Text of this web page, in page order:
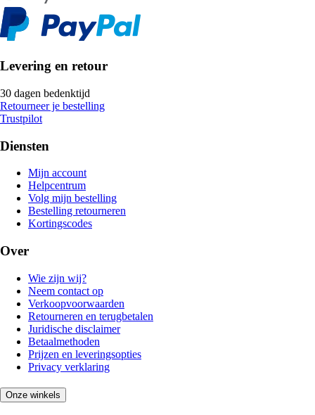
Levering en retour
30 dagen bedenktijd
Retourneer je bestelling
Trustpilot
Diensten
Mijn account
Helpcentrum
Volg mijn bestelling
Bestelling retourneren
Kortingscodes
Over
Wie zijn wij?
Neem contact op
Verkoopvoorwaarden
Retourneren en terugbetalen
Juridische disclaimer
Betaalmethoden
Prijzen en leveringsopties
Privacy verklaring
Onze winkels